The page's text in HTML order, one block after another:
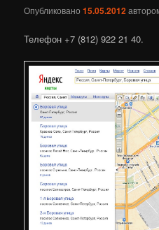
Опубликовано15.05.2012
Телефон +7 (812) 922 21 40.